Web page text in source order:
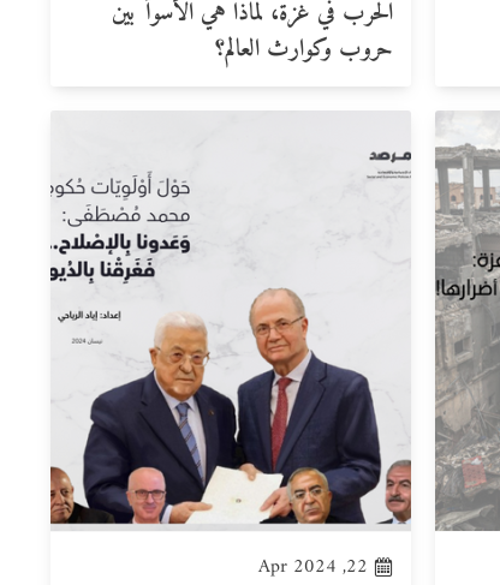
الحرب في غزة، لماذا هي الأسوأ بين
حروب وكوارث العالم؟
22, Apr 2024